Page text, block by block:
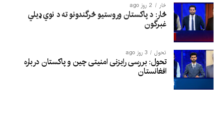
څار 2 روز ago
څار: د پاکستان وروستیو څرگندونو ته د نوي ډیلي
غبرگون
تحول 3 روز ago
تحول: بررسی رایزنی امنیتی چین و پاکستان درباره
افغانستان